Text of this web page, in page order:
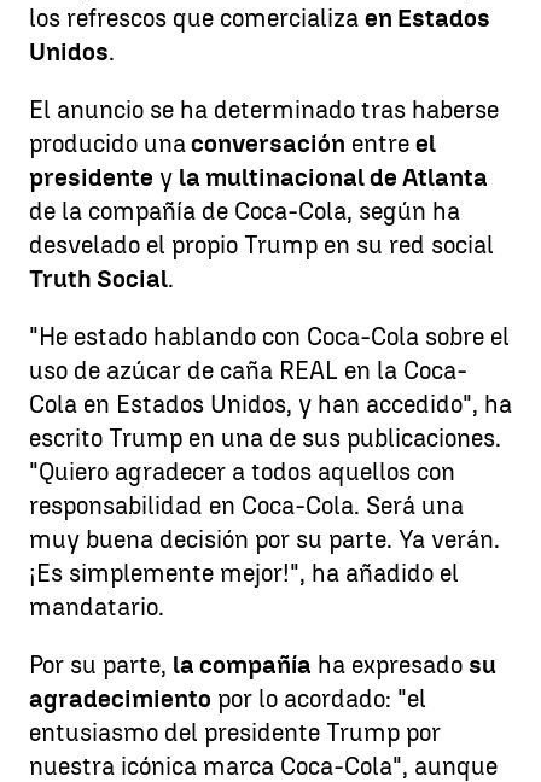
los refrescos que comercializa en Estados
Unidos.
El anuncio se ha determinado tras haberse
producido unaconversación entre el
presidente y la multinacional de Atlanta
de la compañía de Coca-Cola, según ha
desvelado el propio Trump en su red social
Truth Social.
"He estado hablando con Coca-Cola sobre el
uso de azúcar de caña REAL en la Coca-
Cola en Estados Unidos, y han accedido", ha
escrito Trump en una de sus publicaciones.
"Quiero agradecer a todos aquellos con
responsabilidad en Coca-Cola. Será una
muy buena decisión por su parte. Ya verán.
¡Es simplemente mejor!", ha añadido el
mandatario.
Por su parte, la compañía ha expresado su
agradecimiento por lo acordado: "el
entusiasmo del presidente Trump por
nuestra icónica marca Coca-Cola", aunque